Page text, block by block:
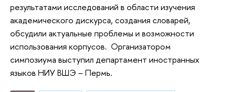
результатами исследований в области изучения
академического дискурса, создания словарей,
обсудили актуальные проблемы и возможности
использования корпусов. Организатором
симпозиума выступил департамент иностранных
языков НИУ ВШЭ – Пермь.